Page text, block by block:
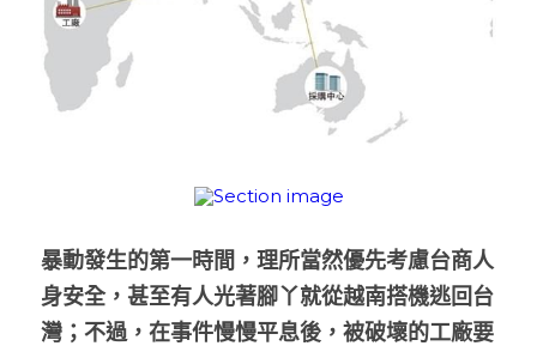
暴動發生的第一時間，理所當然優先考慮台商人
身安全，甚至有人光著腳丫就從越南搭機逃回台
灣；不過，在事件慢慢平息後，被破壞的工廠要